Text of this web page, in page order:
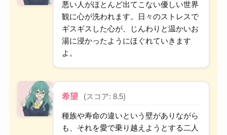
悪い人がほとんど出てこない優しい世界
観に心が洗われます。日々のストレスで
ギスギスした心が、じんわりと温かいお
湯に浸かったようにほぐれていきます
よ。
希望 (スコア: 8.5)
種族や寿命の違いという壁がありながら
も、それを愛で乗り越えようとする二人